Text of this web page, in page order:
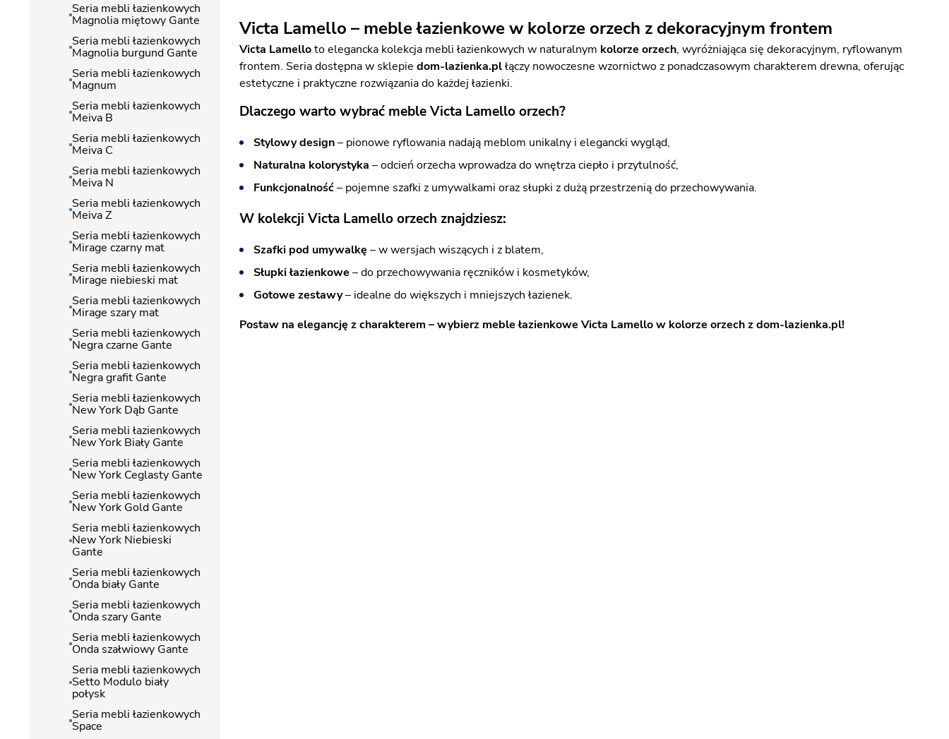
Victa Lamello – meble łazienkowe w kolorze orzech z dekoracyjnym frontem
Victa Lamelloto elegancka kolekcja mebli łazienkowych w naturalnym kolorze orzech, wyróżniająca się dekoracyjnym, ryflowanym
frontem. Seria dostępna w sklepie dom-lazienka.plłączy nowoczesne wzornictwo z ponadczasowym charakterem drewna, oferując
estetyczne i praktyczne rozwiązania do każdej łazienki.
Dlaczego warto wybrać meble Victa Lamello orzech?
Stylowy design– pionowe ryflowania nadają meblom unikalny i elegancki wygląd,
Naturalna kolorystyka – odcień orzecha wprowadza do wnętrza ciepło i przytulność,
Funkcjonalność– pojemne szafki z umywalkami oraz słupki z dużą przestrzenią do przechowywania.
W kolekcji Victa Lamello orzech znajdziesz:
Szafki pod umywalkę – w wersjach wiszących i z blatem,
Słupki łazienkowe – do przechowywania ręczników i kosmetyków,
Gotowe zestawy– idealne do większych i mniejszych łazienek.
Postaw na elegancję z charakterem – wybierz meble łazienkowe Victa Lamello w kolorze orzech z dom-lazienka.pl!
Seria mebli łazienkowych
Magnolia miętowy Gante
Seria mebli łazienkowych
Magnolia burgund Gante
Seria mebli łazienkowych
Magnum
Seria mebli łazienkowych
Meiva B
Seria mebli łazienkowych
Meiva C
Seria mebli łazienkowych
Meiva N
Seria mebli łazienkowych
Meiva Z
Seria mebli łazienkowych
Mirage czarny mat
Seria mebli łazienkowych
Mirage niebieski mat
Seria mebli łazienkowych
Mirage szary mat
Seria mebli łazienkowych
Negra czarne Gante
Seria mebli łazienkowych
Negra grafit Gante
Seria mebli łazienkowych
New York Dąb Gante
Seria mebli łazienkowych
New York Biały Gante
Seria mebli łazienkowych
New York Ceglasty Gante
Seria mebli łazienkowych
New York Gold Gante
Seria mebli łazienkowych
New York Niebieski
Gante
Seria mebli łazienkowych
Onda biały Gante
Seria mebli łazienkowych
Onda szary Gante
Seria mebli łazienkowych
Onda szałwiowy Gante
Seria mebli łazienkowych
Setto Modulo biały
połysk
Seria mebli łazienkowych
Space